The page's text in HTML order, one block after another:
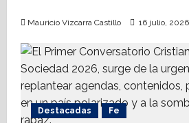
Mauricio Vizcarra Castillo 16 julio, 2026
Destacadas Fe